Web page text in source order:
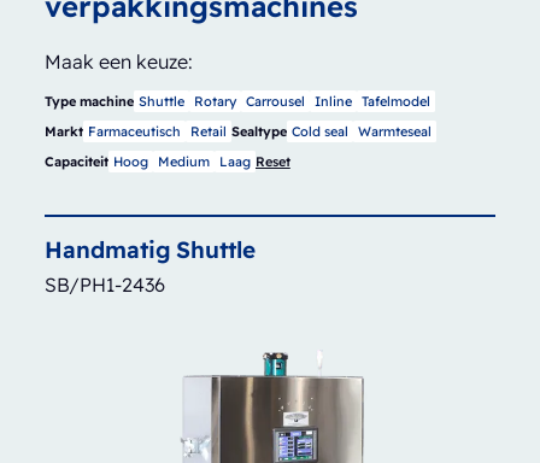
Maak een keuze:
Type machine Shuttle Rotary Carrousel Inline Tafelmodel
Markt Farmaceutisch Retail Sealtype Cold seal
Warmteseal
Capaciteit Hoog Medium Laag Reset
Handmatig Shuttle
SB/PH1-2436